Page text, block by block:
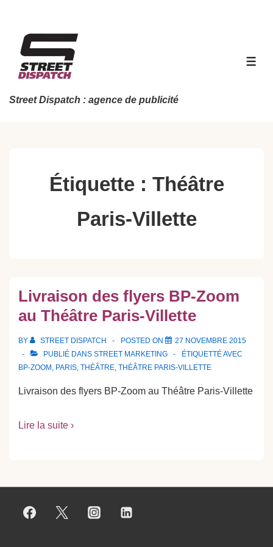
contenu
principal
Street Dispatch : agence de publicité
Étiquette : Théâtre
Paris-Villette
Livraison des flyers BP-Zoom
au Théâtre Paris-Villette
BY STREET DISPATCH POSTED ON
27 NOVEMBRE 2015
PUBLIÉ DANS STREET MARKETING
ÉTIQUETTÉ AVEC
BP-ZOOM , PARIS, THÉÂTRE, THÉÂTRE PARIS-VILLETTE
Livraison des flyers BP-Zoom au Théâtre Paris-Villette
Lire la suite ›